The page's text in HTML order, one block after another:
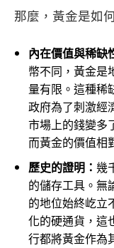
那麼，黃金是如
內在價值與稀缺
幣不同，黃金是
量有限。這種稀
政府為了刺激經
市場上的錢變多
而黃金的價值相
歷史的證明： 幾
的儲存工具。無
的地位始終屹立
化的硬通貨，這
行都將黃金作為